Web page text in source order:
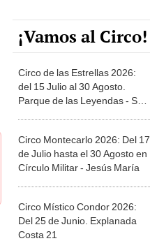
¡Vamos al Circo!
Circo de las Estrellas 2026:
del 15 Julio al 30 Agosto.
Parque de las Leyendas - San
Circo Montecarlo 2026: Del 17
de Julio hasta el 30 Agosto en
Círculo Militar - Jesús María
Circo Místico Condor 2026:
Del 25 de Junio. Explanada
Costa 21